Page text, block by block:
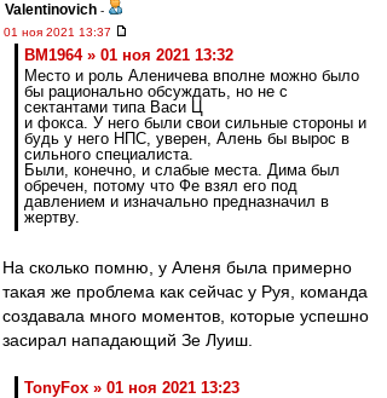
Valentinovich -
01 ноя 2021 13:37
BM1964 » 01 ноя 2021 13:32
Место и роль Аленичева вполне можно было
бы рационально обсуждать, но не с
сектантами типа Васи Ц
и фокса. У него были свои сильные стороны и
будь у него НПС, уверен, Алень бы вырос в
сильного специалиста.
Были, конечно, и слабые места. Дима был
обречен, потому что Фе взял его под
давлением и изначально предназначил в
жертву.
На сколько помню, у Аленя была примерно
такая же проблема как сейчас у Руя, команда
создавала много моментов, которые успешно
засирал нападающий Зе Луиш.
TonyFox » 01 ноя 2021 13:23